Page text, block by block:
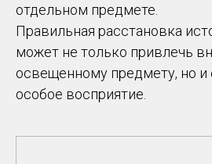
отдельном предмете.
Правильная расстановка
может не только привлечь
освещенному предмету, но
особое восприятие.